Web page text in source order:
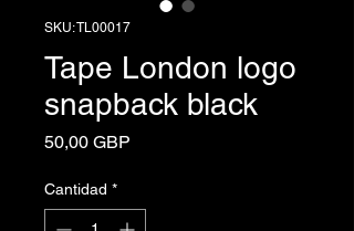
SKU: TL00017
Tape London logo
snapback black
50,00 GBP
Cantidad *